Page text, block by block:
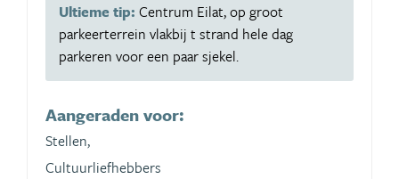
Ultieme tip: Centrum Eilat, op groot
parkeerterrein vlakbij t strand hele dag
parkeren voor een paar sjekel.
Aangeraden voor:
Stellen,
Cultuurliefhebbers